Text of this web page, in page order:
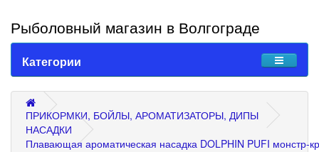
Рыболовный магазин в Волгограде
Категории
ПРИКОРМКИ, БОЙЛЫ, АРОМАТИЗАТОРЫ, ДИПЫ
НАСАДКИ
Плавающая ароматическая насадка DOLPHIN PUFI монстр-